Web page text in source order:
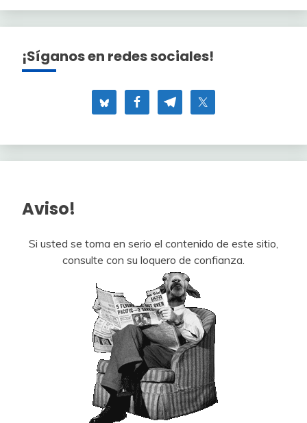
¡Síganos en redes sociales!
Aviso!
Si usted se toma en serio el contenido de este sitio,
consulte con su loquero de confianza.